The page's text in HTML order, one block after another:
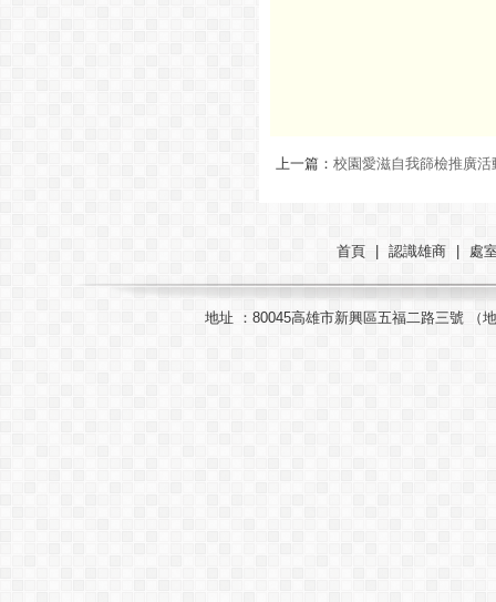
上一篇： 校園愛滋自我篩檢推廣活
首頁 認識雄商 處
地址 ：80045高雄市新興區五福二路三號 （